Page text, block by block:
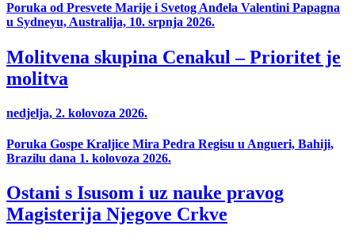
Poruka od Presvete Marije i Svetog Anđela Valentini Papagna
u Sydneyu, Australija, 10. srpnja 2026.
Molitvena skupina Cenakul – Prioritet je
molitva
nedjelja, 2. kolovoza 2026.
Poruka Gospe Kraljice Mira Pedra Regisu u Angueri, Bahiji,
Brazilu dana 1. kolovoza 2026.
Ostani s Isusom i uz nauke pravog
Magisterija Njegove Crkve